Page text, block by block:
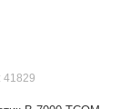
41829